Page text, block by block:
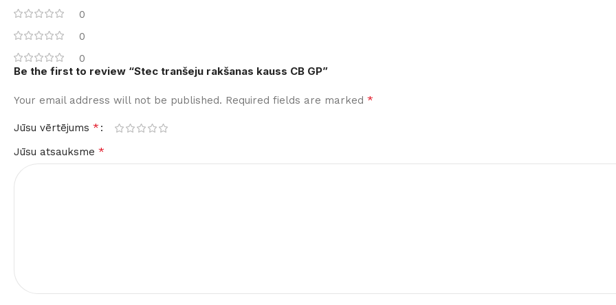
0
0
0
Be the first to review “Stec tranšeju rakšanas kauss CB GP”
Your email address will not be published. Required fields are marked *
Jūsu vērtējums *
Jūsu atsauksme *